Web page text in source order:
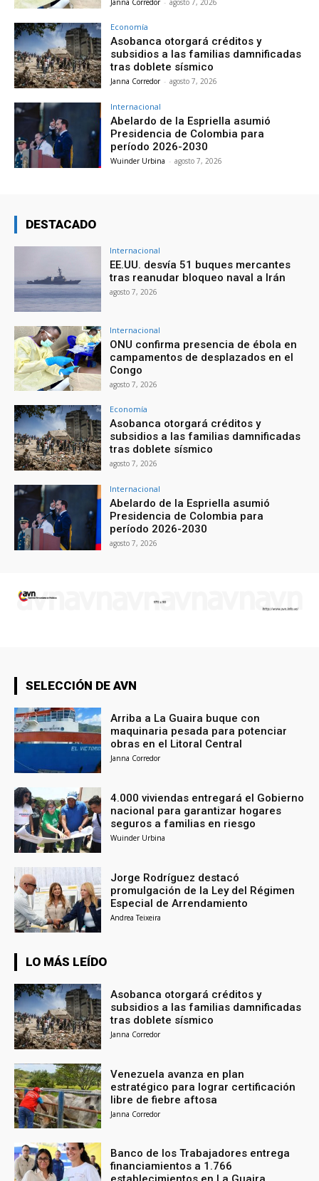
Economía
Asobanca otorgará créditos y
subsidios a las familias damnificadas
tras doblete sísmico
Janna Corredor - agosto 7, 2026
Internacional
Abelardo de la Espriella asumió
Presidencia de Colombia para
período 2026-2030
Wuinder Urbina - agosto 7, 2026
DESTACADO
Internacional
EE.UU. desvía 51 buques mercantes
tras reanudar bloqueo naval a Irán
agosto 7, 2026
Internacional
ONU confirma presencia de ébola en
campamentos de desplazados en el
Congo
agosto 7, 2026
Economía
Asobanca otorgará créditos y
subsidios a las familias damnificadas
tras doblete sísmico
agosto 7, 2026
Internacional
Abelardo de la Espriella asumió
Presidencia de Colombia para
período 2026-2030
agosto 7, 2026
SELECCIÓN DE AVN
Arriba a La Guaira buque con
maquinaria pesada para potenciar
obras en el Litoral Central
Janna Corredor
4.000 viviendas entregará el Gobierno
nacional para garantizar hogares
seguros a familias en riesgo
Wuinder Urbina
Jorge Rodríguez destacó
promulgación de la Ley del Régimen
Especial de Arrendamiento
Andrea Teixeira
LO MÁS LEÍDO
Asobanca otorgará créditos y
subsidios a las familias damnificadas
tras doblete sísmico
Janna Corredor
Venezuela avanza en plan
estratégico para lograr certificación
libre de fiebre aftosa
Janna Corredor
Banco de los Trabajadores entrega
financiamientos a 1.766